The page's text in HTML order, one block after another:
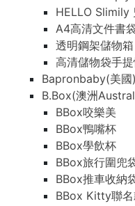
HELLO Slimily
A4高清文件書
透明鋼架儲物箱
高清儲物袋手
Bapronbaby(美國)
B.Box(澳洲
BBox咬樂美
BBox鴨嘴杯
BBox學飲杯
BBox旅行圍兜
BBox推車收納
BBox Kitty聯名